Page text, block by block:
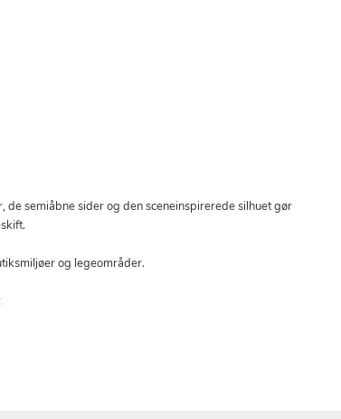
semiåbne sider og den sceneinspirerede silhuet gør
og legeområder.